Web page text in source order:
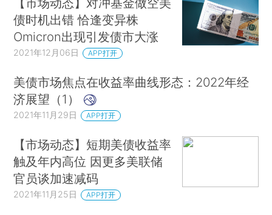
债时机出错 恰逢变异株
Omicron出现引发债市大涨
2021年12月06日 APP打开
美债市场焦点在收益率曲线形态：2022年经
济展望（1）
2021年11月29日 APP打开
【市场动态】短期美债收益率
触及年内高位 因更多美联储
官员谈加速减码
2021年11月25日 APP打开